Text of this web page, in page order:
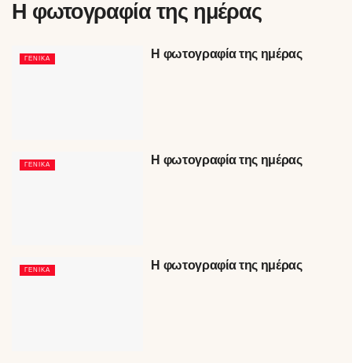
Η φωτογραφία της ημέρας
ΓΕΝΙΚΆ Η φωτογραφία της ημέρας
ΓΕΝΙΚΆ Η φωτογραφία της ημέρας
ΓΕΝΙΚΆ Η φωτογραφία της ημέρας